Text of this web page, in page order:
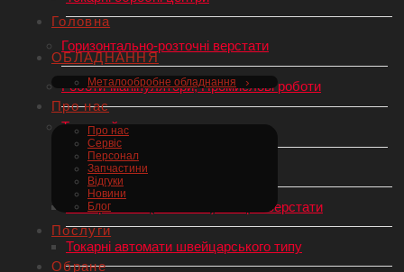
Головна
ОБЛАДНАННЯ
Металообробне обладнання
Про нас
Про нас
Сервіс
Персонал
Запчастини
Відгуки
Новини
Блог
Послуги
Обране
Горизонтально-розточні верстати
Роботи-маніпулятори, Промислові роботи
Токарний верстат по металу
Токарні верстати з ЧПУ
Універсальні (механічні) токарні верстати
Токарні автомати швейцарського типу